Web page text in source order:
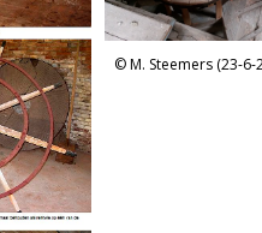
M. Steemers (23-6-